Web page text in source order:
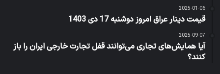
2025-01-06
قیمت دینار عراق امروز دوشنبه 17 دی 1403
2025-09-07
آیا همایش‌های تجاری می‌توانند قفل تجارت خارجی ایران را باز
کنند؟